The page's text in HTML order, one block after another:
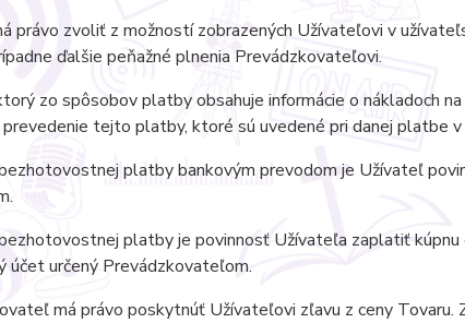
zvoliť z možností zobrazených Užívateľovi v
ďalšie peňažné plnenia Prevádzkovateľovi.
zo spôsobov platby obsahuje informácie o nákladoch
prevedenie tejto platby, ktoré sú uvedené pri danej platbe
platby bankovým prevodom je Užívateľ
platby je povinnosť Užívateľa zaplatiť kúpnu
účet určený Prevádzkovateľom.
má právo poskytnúť Užívateľovi zľavu z ceny Tovaru.